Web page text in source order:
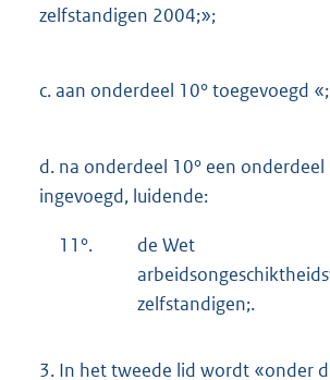
zelfstandigen 2004;»;
c.aan onderdeel 10° toegevoegd
d. na onderdeel 10° een onderdeel
ingevoegd, luidende:
11°.
de Wet
zelfstandigen;.
3. In het tweede lid wordt «onder